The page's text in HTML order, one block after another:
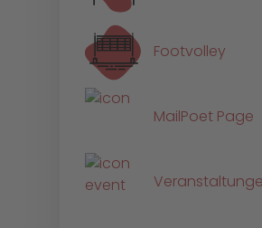
Footvolley
MailPoet Page